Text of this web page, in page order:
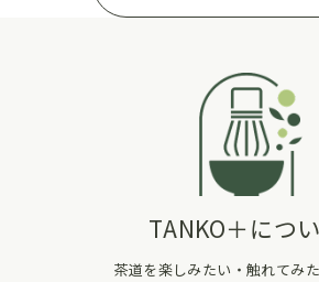
TANKO＋につ
茶道を楽しみたい・触れてみ